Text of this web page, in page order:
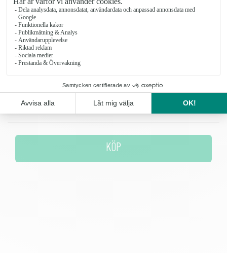
399 kr
En vacker bukett som passar till alla tillfällen, tack, födelsedag,
pension mm.
Blommor som består av aprikosa roosr, nejlikor, germini och grönt
KÖP